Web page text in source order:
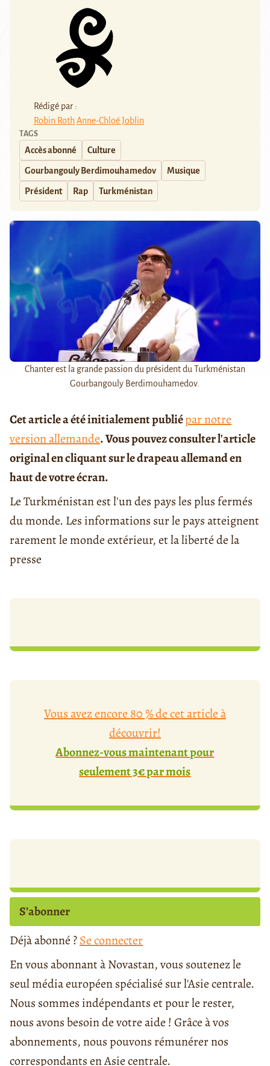
Rédigé par :
Robin RothAnne-Chloé Joblin
TAGS
Accès abonné Culture
Gourbangouly Berdimouhamedov Musique
Président Rap Turkménistan
Chanter est la grande passion du président du Turkménistan
Gourbangouly Berdimouhamedov.
Cet article a été initialement publiépar notre
version allemande. Vous pouvez consulter l'article
original en cliquant sur le drapeau allemand en
haut de votre écran.
Le Turkménistan est l'un des pays les plus fermés
du monde. Les informations sur le pays atteignent
rarement le monde extérieur, et la liberté de la
presse
Vous avez encore 80 % de cet article à
découvrir!
Abonnez-vous maintenant pour
seulement 3€ par mois
S’abonner
Déjà abonné ?Se connecter
En vous abonnant à Novastan, vous soutenez le
seul média européen spécialisé sur l'Asie centrale.
Nous sommes indépendants et pour le rester,
nous avons besoin de votre aide ! Grâce à vos
abonnements, nous pouvons rémunérer nos
correspondants en Asie centrale.